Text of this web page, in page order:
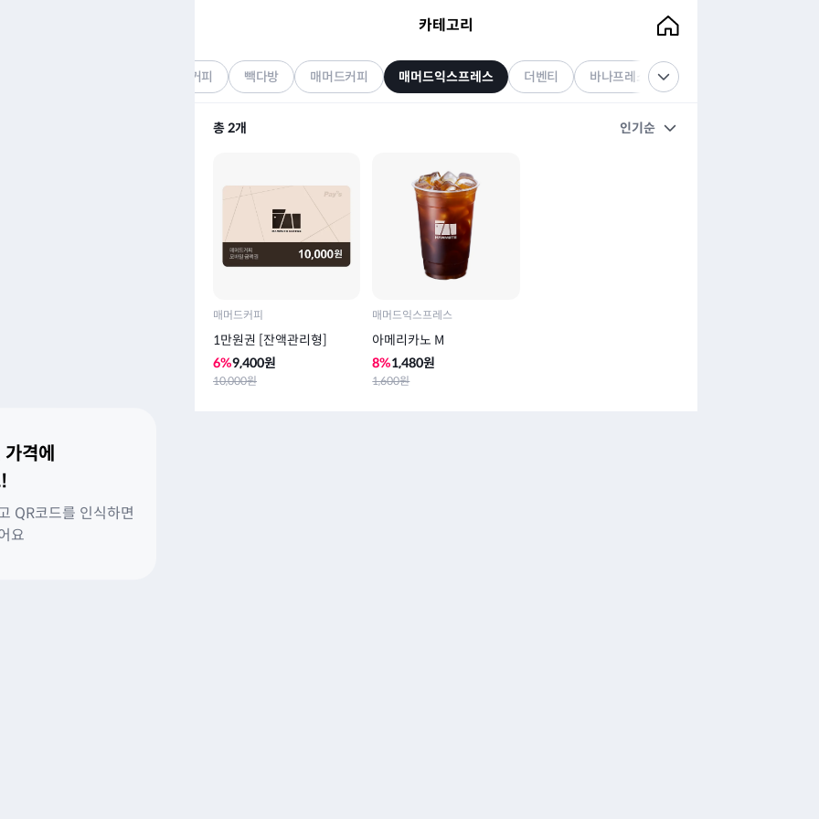
격에
QR코드를 인식하면
요
카테고리
매머드익스프레스기프티콘
컴포즈커피 빽다방 매머드커피 매머드익스프레스 더벤티 바나프레소 팔공티
총2개 인기순
매머드커피
1만원권 [잔액관리형]
6%9,400원
10,000원
매머드익스프레스
아메리카노 M
8%1,480원
1,600원